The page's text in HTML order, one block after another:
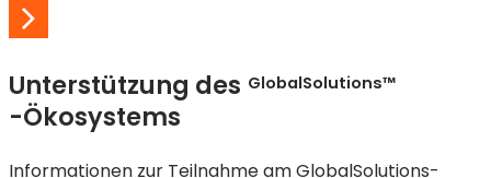
Unterstützung des GlobalSolutions™
-Ökosystems
Informationen zur Teilnahme am GlobalSolutions-